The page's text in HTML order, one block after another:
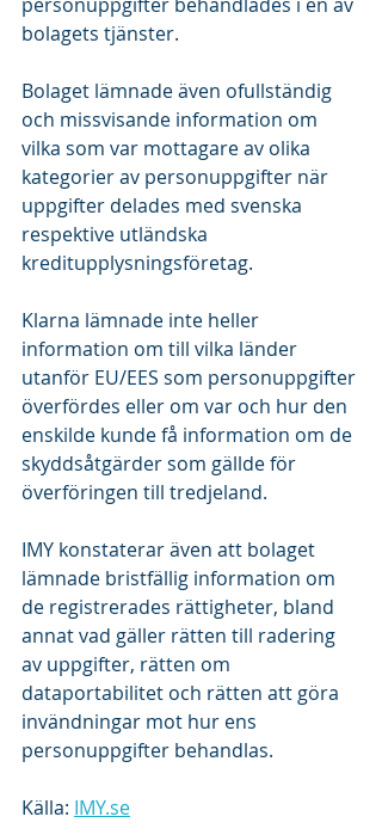
bolagets tjänster.
Bolaget lämnade även ofullständig
och missvisande information om
vilka som var mottagare av olika
kategorier av personuppgifter när
uppgifter delades med svenska
respektive utländska
kreditupplysningsföretag.
Klarna lämnade inte heller
information om till vilka länder
utanför EU/EES som personuppgifter
överfördes eller om var och hur den
enskilde kunde få information om de
skyddsåtgärder som gällde för
överföringen till tredjeland.
IMY konstaterar även att bolaget
lämnade bristfällig information om
de registrerades rättigheter, bland
annat vad gäller rätten till radering
av uppgifter, rätten om
dataportabilitet och rätten att göra
invändningar mot hur ens
personuppgifter behandlas.
Källa: IMY.se